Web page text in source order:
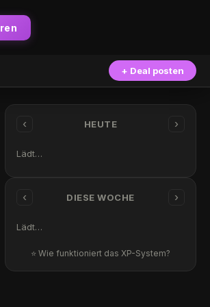
+ Deal posten
‹ HEUTE ›
Lädt…
‹ DIESE WOCHE ›
Lädt…
⭐ Wie funktioniert das XP-System?